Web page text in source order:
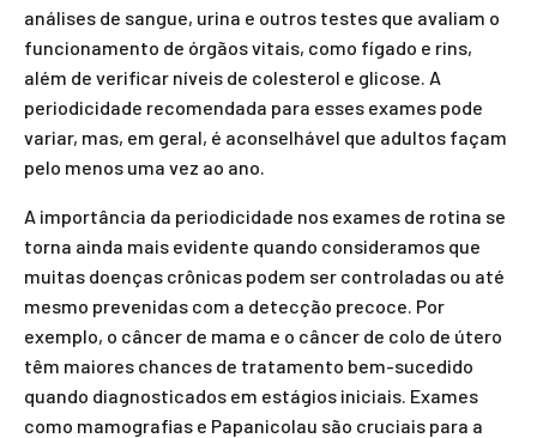
análises de sangue, urina e outros testes que avaliam o
funcionamento de órgãos vitais, como fígado e rins,
além de verificar níveis de colesterol e glicose. A
periodicidade recomendada para esses exames pode
variar, mas, em geral, é aconselhável que adultos façam
pelo menos uma vez ao ano.
A importância da periodicidade nos exames de rotina se
torna ainda mais evidente quando consideramos que
muitas doenças crônicas podem ser controladas ou até
mesmo prevenidas com a detecção precoce. Por
exemplo, o câncer de mama e o câncer de colo de útero
têm maiores chances de tratamento bem-sucedido
quando diagnosticados em estágios iniciais. Exames
como mamografias e Papanicolau são cruciais para a